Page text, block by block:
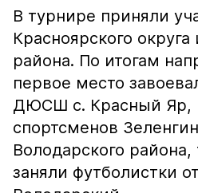
В турнире приняли
Красноярского
района. По итогам
первое место
ДЮСШ с. Красный Яр,
спортсменов
Володарского
заняли футболистки